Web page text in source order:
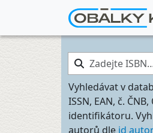
Zadejte ISBN…
Vyhledávat v
ISSN, EAN, č.
identifikátoru.
autorů dle id